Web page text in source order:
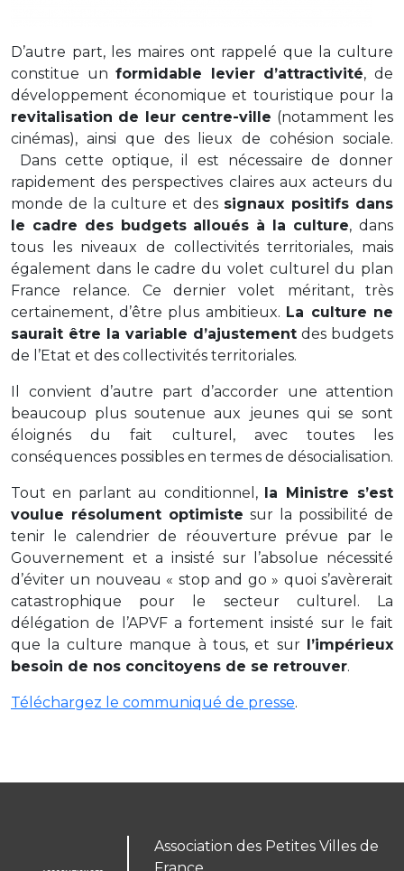
D’autre part, les maires ont rappelé que la culture
constitue un formidable levier d’attractivité, de
développement économique et touristique pour la
revitalisation de leur centre-ville (notamment les
cinémas), ainsi que des lieux de cohésion sociale.
Dans cette optique, il est nécessaire de donner
rapidement des perspectives claires aux acteurs du
monde de la culture et des signaux positifs dans
le cadre des budgets alloués à la culture, dans
tous les niveaux de collectivités territoriales, mais
également dans le cadre du volet culturel du plan
France relance. Ce dernier volet méritant, très
certainement, d’être plus ambitieux. La culture ne
saurait être la variable d’ajustement des budgets
de l’Etat et des collectivités territoriales.
Il convient d’autre part d’accorder une attention
beaucoup plus soutenue aux jeunes qui se sont
éloignés du fait culturel, avec toutes les
conséquences possibles en termes de désocialisation.
Tout en parlant au conditionnel, la Ministre s’est
voulue résolument optimiste sur la possibilité de
tenir le calendrier de réouverture prévue par le
Gouvernement et a insisté sur l’absolue nécessité
d’éviter un nouveau « stop and go » quoi s’avèrerait
catastrophique pour le secteur culturel. La
délégation de l’APVF a fortement insisté sur le fait
que la culture manque à tous, et sur l’impérieux
besoin de nos concitoyens de se retrouver.
Téléchargez le communiqué de presse.
Association des Petites Villes de
France